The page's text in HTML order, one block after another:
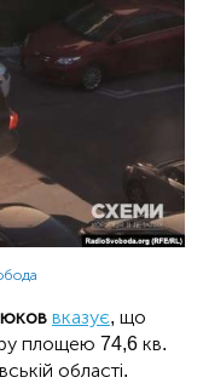
вказує, що
площею 74,6 кв.
області.